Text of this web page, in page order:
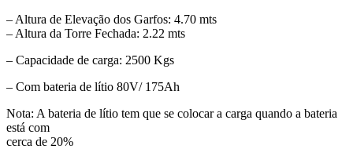
– Altura de Elevação dos Garfos: 4.70 mts
– Altura da Torre Fechada: 2.22 mts
– Capacidade de carga: 2500 Kgs
– Com bateria de lítio 80V/ 175Ah
Nota: A bateria de lítio tem que se colocar a carga quando a bateria
está com
cerca de 20%